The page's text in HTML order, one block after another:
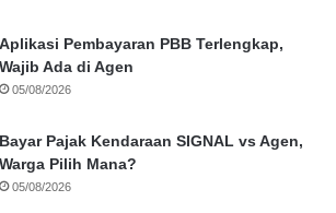
Aplikasi Pembayaran PBB Terlengkap,
Wajib Ada di Agen
05/08/2026
Bayar Pajak Kendaraan SIGNAL vs Agen,
Warga Pilih Mana?
05/08/2026